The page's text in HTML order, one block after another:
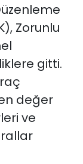
Zorunlu
gitti.
değer
ve